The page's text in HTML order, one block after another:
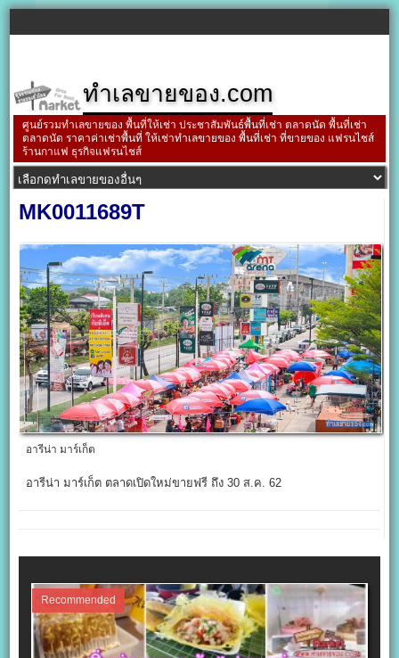
ทำเลขายของ.com
ศูนย์รวมทำเลขายของ พื้นที่ให้เช่า ประชาสัมพันธ์พื้นที่เช่า ตลาดนัด พื้นที่เช่า
ตลาดนัด ราคาค่าเช่าพื้นที่ ให้เช่าทำเลขายของ พื้นที่เช่า ที่ขายของ แฟรนไชส์
ร้านกาแฟ ธุรกิจแฟรนไชส์
MK0011689T
อารีน่า มาร์เก็ต
อารีน่า มาร์เก็ต ตลาดเปิดใหม่ขายฟรี ถึง 30 ส.ค. 62
Recommended